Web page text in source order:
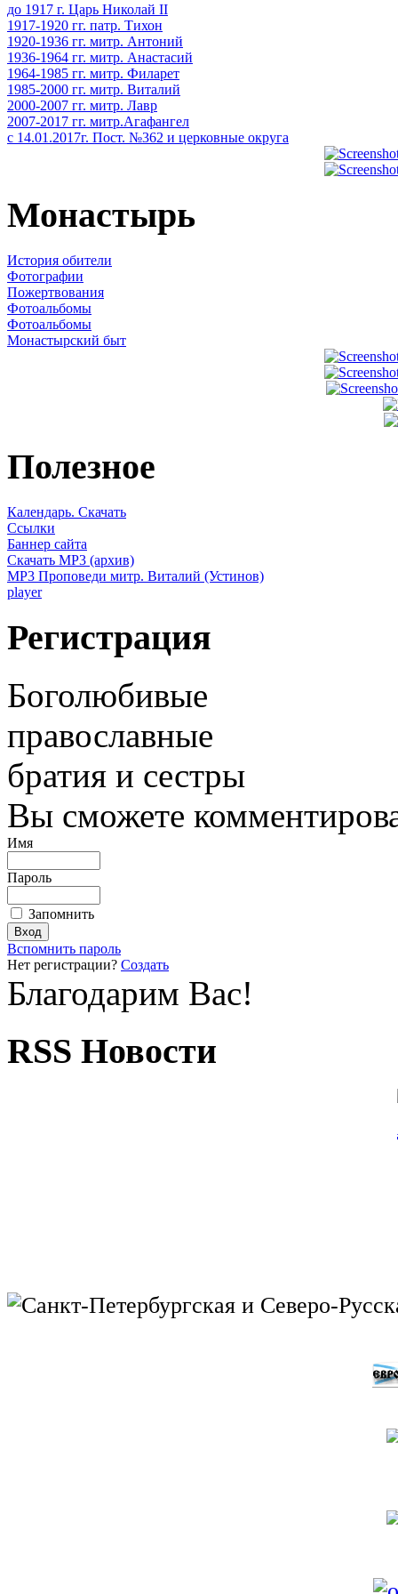
до 1917 г. Царь Николай II
1917-1920 гг. патр. Тихон
1920-1936 гг. митр. Антоний
1936-1964 гг. митр. Анастасий
1964-1985 гг. митр. Филарет
1985-2000 гг. митр. Виталий
2000-2007 гг. митр. Лавр
2007-2017 гг. митр.Агафангел
с 14.01.2017г. Пост. №362 и церковные округа
Монастырь
История обители
Фотографии
Пожертвования
Фотоальбомы
Фотоальбомы
Монастырский быт
Полезное
Календарь. Скачать
Ссылки
Баннер сайта
Скачать MP3 (архив)
MP3 Проповеди митр. Виталий (Устинов)
player
Регистрация
Боголюбивые
православные
братия и сестры
Вы сможете
Имя
Пароль
Запомнить
Вспомнить пароль
Нет регистрации? Создать
Благодарим Вас!
RSS Новости